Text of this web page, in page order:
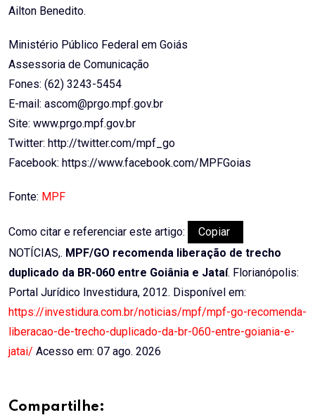
Ailton Benedito.
Ministério Público Federal em Goiás
Assessoria de Comunicação
Fones: (62) 3243-5454
E-mail: ascom@prgo.mpf.gov.br
Site: www.prgo.mpf.gov.br
Twitter: http://twitter.com/mpf_go
Facebook: https://www.facebook.com/MPFGoias
Fonte: MPF
Como citar e referenciar este artigo:
Copiar
NOTÍCIAS,. MPF/GO recomenda liberação de trecho
duplicado da BR-060 entre Goiânia e Jataí. Florianópolis:
Portal Jurídico Investidura, 2012. Disponível em:
https://investidura.com.br/noticias/mpf/mpf-go-recomenda-
liberacao-de-trecho-duplicado-da-br-060-entre-goiania-e-
jatai/ Acesso em: 07 ago. 2026
Compartilhe: